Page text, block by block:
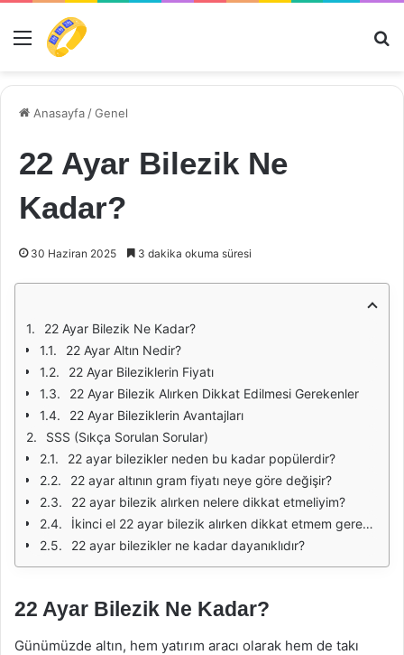
Menü
Anasayfa /Genel
22 Ayar Bilezik Ne
Kadar?
30 Haziran 2025 3 dakika okuma süresi
22 Ayar Bilezik Ne Kadar?
22 Ayar Altın Nedir?
22 Ayar Bileziklerin Fiyatı
22 Ayar Bilezik Alırken Dikkat Edilmesi Gerekenler
22 Ayar Bileziklerin Avantajları
SSS (Sıkça Sorulan Sorular)
22 ayar bilezikler neden bu kadar popülerdir?
22 ayar altının gram fiyatı neye göre değişir?
22 ayar bilezik alırken nelere dikkat etmeliyim?
İkinci el 22 ayar bilezik alırken dikkat etmem gerekenler nelerdir?
22 ayar bilezikler ne kadar dayanıklıdır?
22 Ayar Bilezik Ne Kadar?
Günümüzde altın, hem yatırım aracı olarak hem de takı